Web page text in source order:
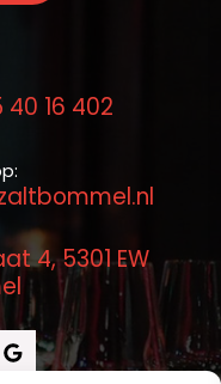
40 16 402
4, 5301 EW